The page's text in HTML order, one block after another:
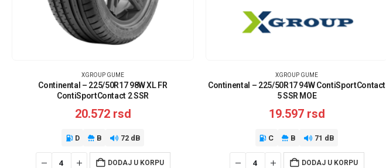
XGROUP GUME
Continental – 225/50R17 98W XL FR
ContiSportContact 2 SSR
20.572 rsd
D B 72 dB
DODAJ U KORPU
XGROUP GUME
Continental – 225/50R17 94W ContiSportContact
5 SSR MOE
19.597 rsd
C B 71 dB
DODAJ U KORPU